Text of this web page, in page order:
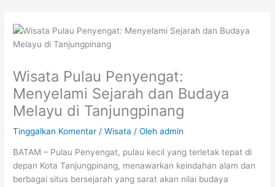
Wisata Pulau Penyengat:
Menyelami Sejarah dan Budaya
Melayu di Tanjungpinang
Tinggalkan Komentar /Wisata / Olehadmin
BATAM – Pulau Penyengat, pulau kecil yang terletak tepat di
depan Kota Tanjungpinang, menawarkan keindahan alam dan
berbagai situs bersejarah yang sarat akan nilai budaya